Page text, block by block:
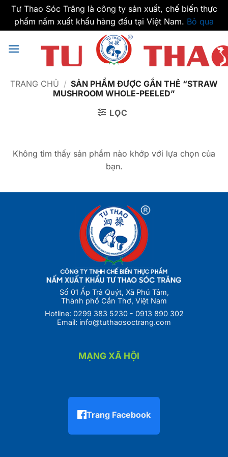
Tư Thao Sóc Trăng là công ty sản xuất, chế biến thực
phẩm nấm xuất khẩu hàng đầu tại Việt Nam. Bỏ qua
qua
TRANG CHỦ / SẢN PHẨM ĐƯỢC GẮN THẺ “STRAW
MUSHROOM WHOLE-PEELED”
LỌC
Không tìm thấy sản phẩm nào khớp với lựa chọn của
bạn.
Số 01 Ấp Trà Quýt, Xã Phú Tâm,
Thành phố Cần Thơ, Việt Nam
Hotline: 0299 383 5230- 0913 890 302
Email: info@tuthaosoctrang.com
MẠNG XÃ HỘI
Trang Facebook